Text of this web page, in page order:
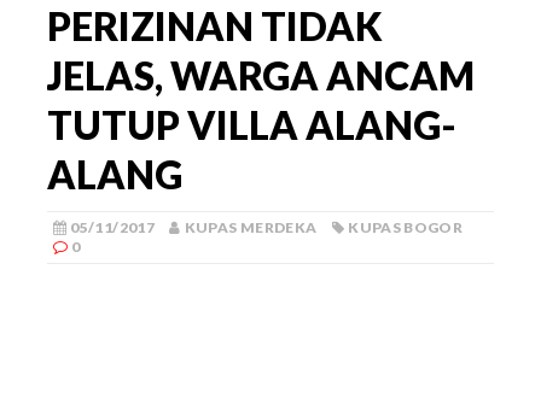
PERIZINAN TIDAK
JELAS, WARGA ANCAM
TUTUP VILLA ALANG-
ALANG
05/11/2017 KUPAS MERDEKA
KUPAS BOGOR
0